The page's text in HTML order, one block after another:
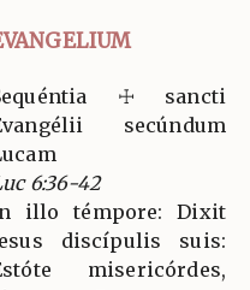
☩ sancti
secúndum
6:36-42
illo témpore: Dixit
discípulis suis:
misericórdes,